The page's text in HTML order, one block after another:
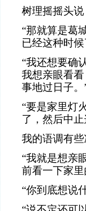
树理摇摇头
“那就算是葛
已经这种时
“我还想要确
我想亲眼看
事地过日子。
“要是家里灯
了，然后中
我的语调有些
“我就是想亲
前看一下家
“你到底想说